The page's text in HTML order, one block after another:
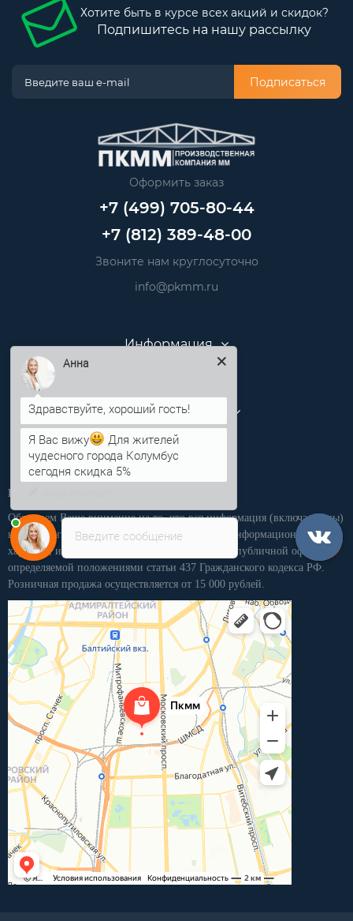
Хотите быть в курсе всех акций и скидок?
Подпишитесь на нашу рассылку
Подписаться
Оформить заказ
+7 (499) 705-80-44
+7 (812) 389-48-00
Звоните нам круглосуточно
info@pkmm.ru
Информация
Личный кабинет
Производственная компания «ПКММ»
Обращаем Ваше внимание на то, что вся информация (включая цены)
на этом интернет-сайте носит исключительно информационный
характер, и ни при каких условиях не является публичной офертой,
определяемой положениями статьи 437 Гражданского кодекса РФ.
Розничная продажа осуществляется от 15 000 рублей.
Введите сообщение
Здравствуйте, хороший гость!
Я Вас вижу
Для жителей
чудесного города Колумбус
сегодня скидка 5%